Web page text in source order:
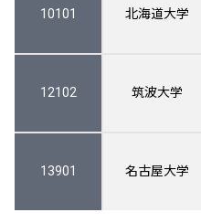
10101 北海道大学
12102 筑波大学
13901 名古屋大学